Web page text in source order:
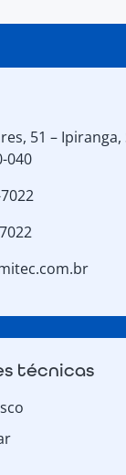
51 – Ipiranga,
040
técnicas